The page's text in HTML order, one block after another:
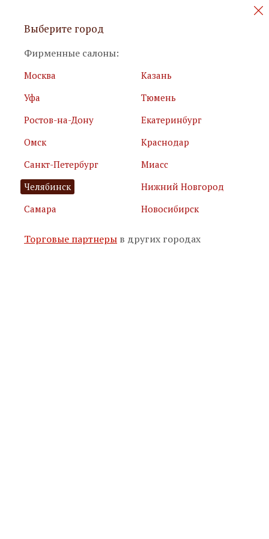
Персональные акции и новинки
Я принимаю
условия использования сайта
Я соглашаюсь сполитикой обработки персональных
данных
Подписаться
Выберите город
Фирменные салоны:
Москва
Казань
Уфа
Тюмень
Ростов-на-Дону
Екатеринбург
Омск
Краснодар
Санкт-Петербург
Миасс
Челябинск
Нижний Новгород
Самара
Новосибирск
Торговые партнеры в других городах